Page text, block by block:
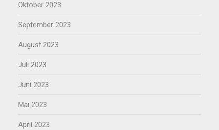
Oktober 2023
September 2023
August 2023
Juli 2023
Juni 2023
Mai 2023
April 2023